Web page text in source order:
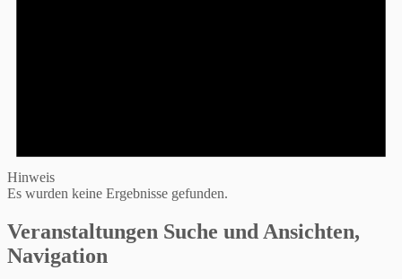
Hinweis
Es wurden keine Ergebnisse gefunden.
Veranstaltungen Suche und Ansichten,
Navigation